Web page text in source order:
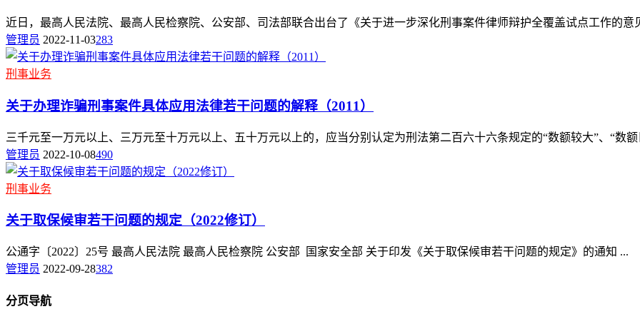
近日，最高人民法院、最高人民检察院、公安部、司法部联合出台了《关于进一步深化刑事案件律师辩护全覆盖试点工作的意
管理员 2022-11-03283
刑事业务
关于办理诈骗刑事案件具体应用法律若干问题的解释（2011）
三千元至一万元以上、三万元至十万元以上、五十万元以上的，应当分别认定为刑法第二百六十六条规定的“数额较大”、“数额
管理员 2022-10-08490
刑事业务
关于取保候审若干问题的规定（2022修订）
公通字〔2022〕25号 最高人民法院 最高人民检察院 公安部 国家安全部 关于印发《关于取保候审若干问题的规定》的通知 ...
管理员 2022-09-28382
分页导航